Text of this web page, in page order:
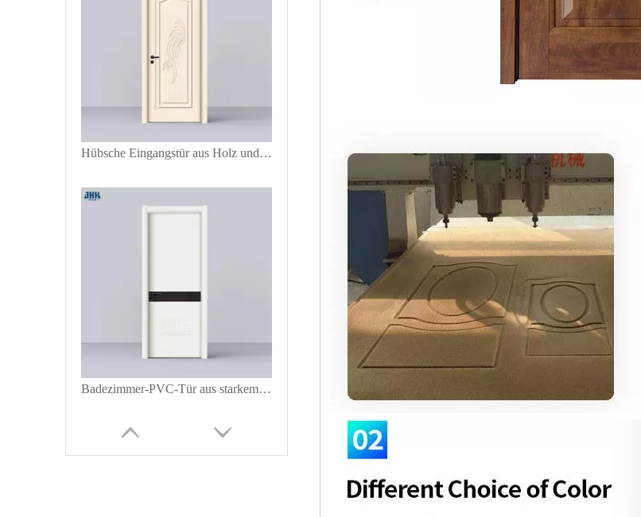
Hübsche Eingangstür aus Holz und PVC aus Kunststoff
Badezimmer-PVC-Tür aus starkem Holzblech